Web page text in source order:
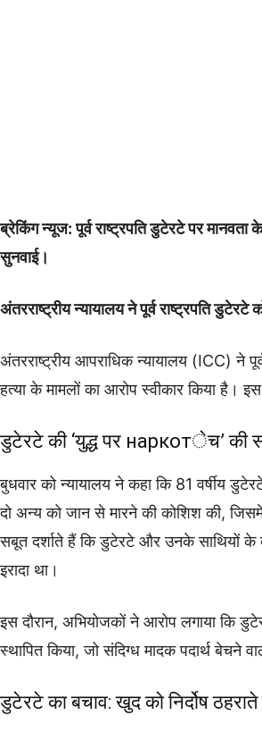
ब्रेकिंग न्यूज: पूर्व राष्ट्रपति डुटेरटे पर
सुनवाई।
अंतरराष्ट्रीय न्यायालय ने पूर्व राष्ट्रपति डुटेरटे
अंतरराष्ट्रीय आपराधिक न्यायालय (ICC) ने
हत्या के मामलों का आरोप स्वीकार किया है।
डुटेरटे की ‘युद्ध पर наркотेच’ की
बुधवार को न्यायालय ने कहा कि 81 वर्षीय
दो अन्य को जान से मारने की कोशिश की, जिसमें
सबूत दर्शाते हैं कि डुटेरटे और उनके साथियों के
इरादा था।
इस दौरान, अभियोजकों ने आरोप लगाया
स्थापित किया, जो संदिग्ध मादक पदार्थ बेचने
डुटेरटे का बचाव: खुद को निर्दोष